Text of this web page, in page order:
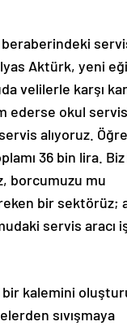
beraberindeki
Aktürk, yeni
velilerle karşı
ederse okul
alıyoruz.
36 bin lira.
borcumuzu mu
bir sektörüz;
servis aracı
bir kalemini
sıvışmaya